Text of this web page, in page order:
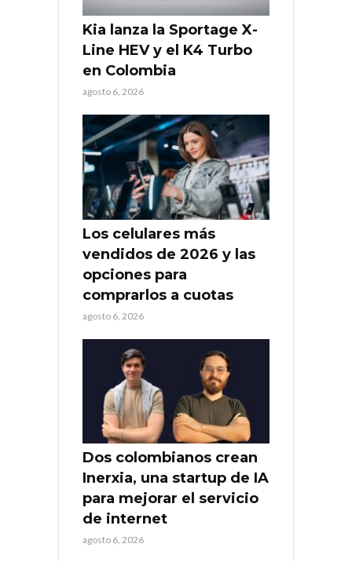
Kia lanza la Sportage X-
Line HEV y el K4 Turbo
en Colombia
agosto 6, 2026
Los celulares más
vendidos de 2026 y las
opciones para
comprarlos a cuotas
agosto 6, 2026
Dos colombianos crean
Inerxia, una startup de IA
para mejorar el servicio
de internet
agosto 6, 2026